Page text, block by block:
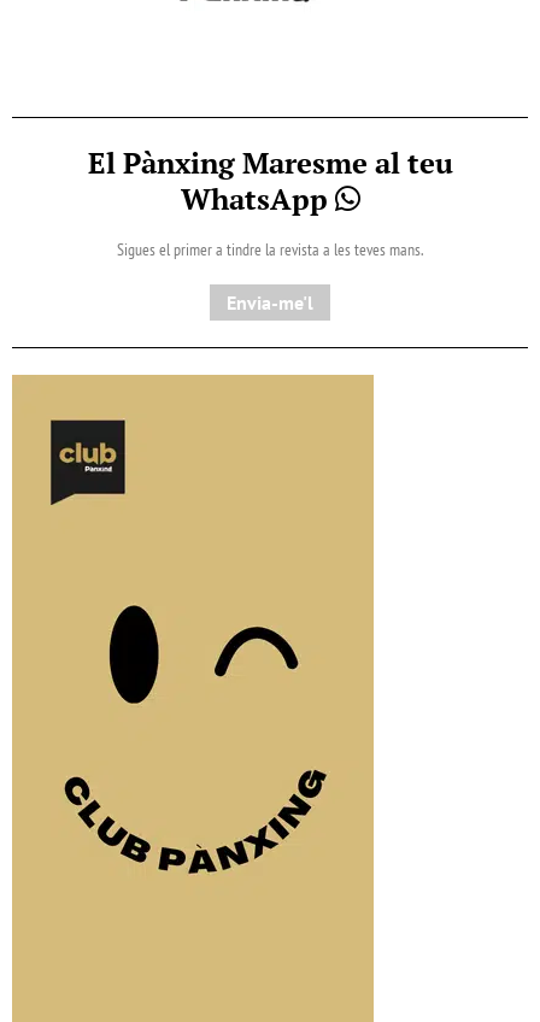
El Pànxing Maresme al teu
WhatsApp
Sigues el primer a tindre la revista a les teves mans.
Envia-me'l